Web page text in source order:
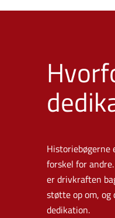
Historiebøgerne
forskel for
er drivkraften
støtte op om,
dedikation.